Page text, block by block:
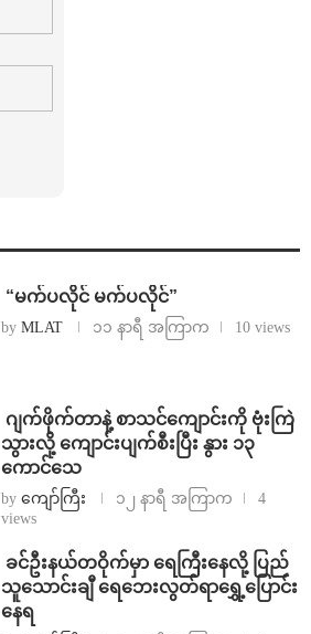
⁨ ⁨“မက်ပလိုင် မက်ပလိုင်”
by MLAT ၁၁ နာရီ အကြာက 10 views
⁨⁩ ⁨ဂျက်ဖိုက်တာနဲ့ စာသင်ကျောင်းကို ဗုံးကြဲ
သွားလို့ ကျောင်းပျက်စီးပြီး နွား ၁၃
ကောင်သေ
by ကျော်ကြီး ၁၂ နာရီ အကြာက
4
views
⁩ ⁨ခင်ဦးနယ်တဝိုက်မှာ ရေကြီးနေလို့ ပြည်
သူသောင်းချီ ရေဘေးလွတ်ရာရွှေ့ပြောင်း
နေရ